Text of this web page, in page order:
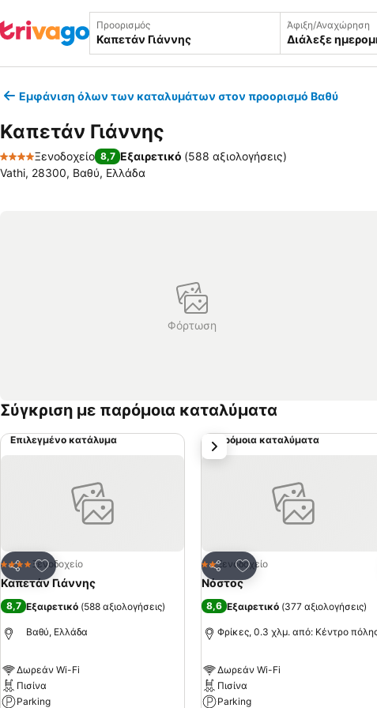
Προορισμός Άφιξη/Αναχώρηση
Διάλεξε
Εμφάνιση όλων των καταλυμάτων στον προορισμό Βαθύ
Καπετάν Γιάννης
4 Αστέρια
Ξενοδοχείο 8,7 Εξαιρετικό (588 αξιολογήσεις)
Vathi, 28300, Βαθύ, Ελλάδα
Φόρτωση
Σύγκριση με παρόμοια καταλύματα
Επιλεγμένο κατάλυμα
Κοινοποίηση
Προσθήκη στα αγαπημένα
4 ΑστέριαΞενοδοχείο
Καπετάν Γιάννης
8,7 Εξαιρετικό (588 αξιολογήσεις)
Βαθύ, Ελλάδα
Δωρεάν Wi-Fi
Πισίνα
Parking
Παρόμοια καταλύματα
Κοινοποίηση
Προσθήκη στα
2 Αστέρια
Ξενοδοχείο
Νόστος
8,6 Εξαιρετικό (377 αξιολογήσεις)
Φρίκες, 0.3 χλμ. από: Κέντρο
Δωρεάν Wi-Fi
Πισίνα
Parking
επόμενο